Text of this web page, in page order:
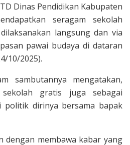
Dinas Pendidikan Kabupaten
seragam sekolah
langsung dan via
pawai budaya di dataran
10/2025).
sambutannya mengatakan,
sekolah gratis juga sebagai
politik dirinya bersama bapak
dengan membawa kabar yang